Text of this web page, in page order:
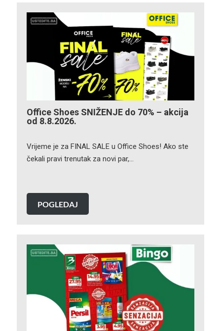
Office Shoes SNIŽENJE do 70% – akcija
od 8.8.2026.
Vrijeme je za FINAL SALE u Office Shoes! Ako ste
čekali pravi trenutak za novi par,…
POGLEDAJ